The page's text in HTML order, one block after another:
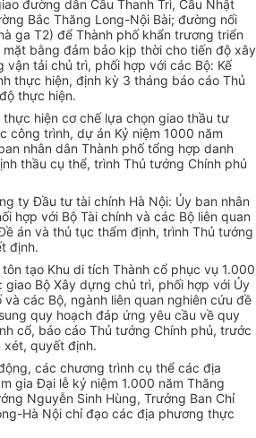
đường dẫn Cầu Thanh Trì, Cầu Nhật
Bắc Thăng Long-Nội Bài; đường nối
ga T2) để Thành phố khẩn trương triển
bằng đảm bảo kịp thời cho tiến độ xây
vận tải chủ trì, phối hợp với các Bộ: Kế
thực hiện, định kỳ 3 tháng báo cáo Thủ
thực hiện.
hiện cơ chế lựa chọn giao thầu tư
công trình, dự án Kỷ niệm 1000 năm
nhân dân Thành phố tổng hợp danh
thầu cụ thể, trình Thủ tướng Chính phủ
ty Đầu tư tài chính Hà Nội: Ủy ban nhân
hợp với Bộ Tài chính và các Bộ liên quan
án và thủ tục thẩm định, trình Thủ tướng
định.
tạo Khu di tích Thành cổ phục vụ 1.000
giao Bộ Xây dựng chủ trì, phối hợp với Ủy
và các Bộ, ngành liên quan nghiên cứu đề
quy hoạch đáp ứng yêu cầu về quy
cổ, báo cáo Thủ tướng Chính phủ, trước
xét, quyết định.
các chương trình cụ thể các địa
gia Đại lễ kỷ niệm 1.000 năm Thăng
Nguyễn Sinh Hùng, Trưởng Ban Chỉ
Hà Nội chỉ đạo các địa phương thực